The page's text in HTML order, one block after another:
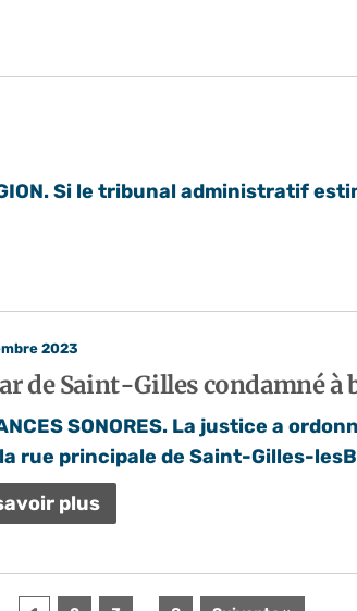
Si le tribunal administratif
2023
de Saint-Gilles condamné à
SONORES. La justice a
rue principale de Saint-Gilles-
plus